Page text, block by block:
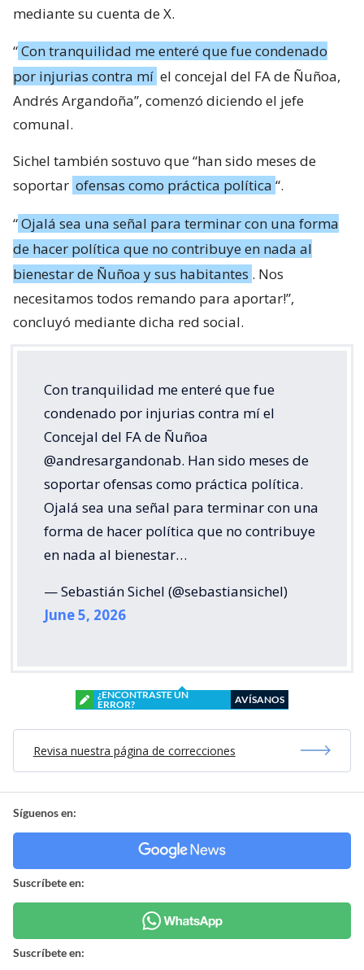
mediante su cuenta de X.
“Con tranquilidad me enteré que fue condenado
por injurias contra mí el concejal del FA de Ñuñoa,
Andrés Argandoña”, comenzó diciendo el jefe
comunal.
Sichel también sostuvo que “han sido meses de
soportar ofensas como práctica política “.
“Ojalá sea una señal para terminar con una forma
de hacer política que no contribuye en nada al
bienestar de Ñuñoa y sus habitantes . Nos
necesitamos todos remando para aportar!”,
concluyó mediante dicha red social.
Con tranquilidad me enteré que fue
condenado por injurias contra mí el
Concejal del FA de Ñuñoa
@andresargandonab. Han sido meses de
soportar ofensas como práctica política.
Ojalá sea una señal para terminar con una
forma de hacer política que no contribuye
en nada al bienestar…
— Sebastián Sichel (@sebastiansichel)
June 5, 2026
¿ENCONTRASTE UN
ERROR?
AVÍSANOS
Revisa nuestra página de correcciones
Síguenos en:
Suscríbete en:
Suscríbete en: